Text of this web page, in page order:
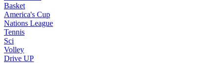
Basket
America's Cup
Nations League
Tennis
Sci
Volley
Drive UP